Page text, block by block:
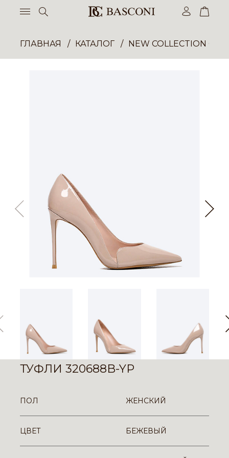
ГЛАВНАЯ КАТАЛОГ NEW COLLECTION
ТУФЛИ 320688B-YP
ПОЛ ЖЕНСКИЙ
ЦВЕТ БЕЖЕВЫЙ